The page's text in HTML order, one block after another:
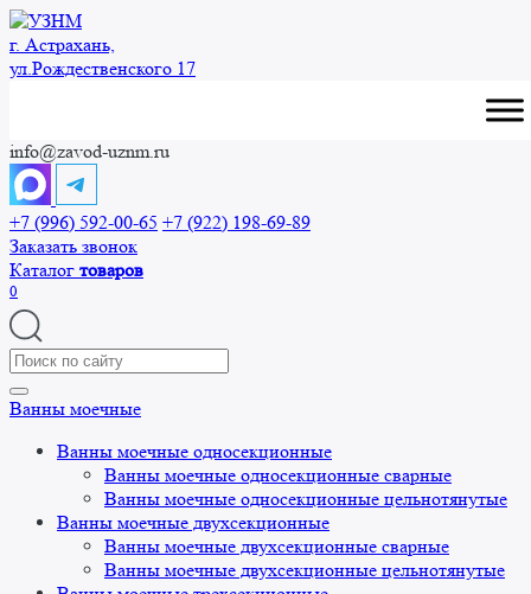
Перейти
к
содержанию
г. Астрахань,
ул.Рождественского 17
info@zavod-uznm.ru
+7 (996) 592-00-65 +7 (922) 198-69-89
Заказать звонок
Каталог товаров
0
Search
for:
Ванны моечные
Ванны моечные односекционные
Ванны моечные односекционные сварные
Ванны моечные односекционные цельнотянутые
Ванны моечные двухсекционные
Ванны моечные двухсекционные сварные
Ванны моечные двухсекционные цельнотянутые